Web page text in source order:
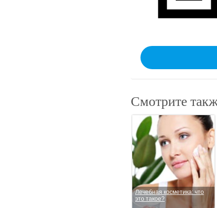
Смотрите
Лечебная косметика: что
это такое?